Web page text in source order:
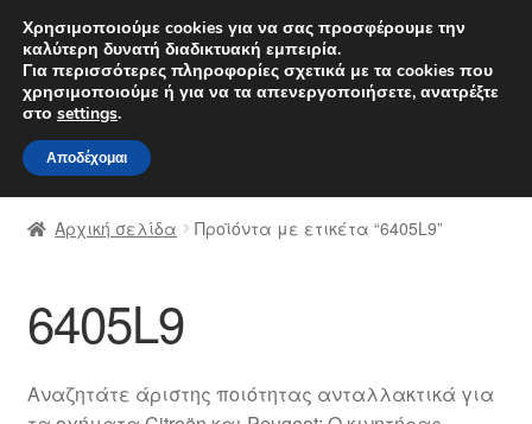
ΑΠΟΣΤΟΛΗ από 7 EUR
Δευτέρα-Παρ. 9 π.μ. - 4 μ.μ.
Απευθείας
μετάβαση
στην
πλοήγηση
Μετάβαση
σε
περιεχόμενο
Αρχική
Διαδικασία Παραπόνων
Επικοινωνία
Αρχική σελίδα Προϊόντα με ετικέτα “6405L9”
6405L9
Αναζητάτε άριστης ποιότητας ανταλλακτικά για
Χρησιμοποιούμε cookies για να σας προσφέρουμε την
καλύτερη δυνατή διαδικτυακή εμπειρία.
Για περισσότερες πληροφορίες σχετικά με τα cookies που
χρησιμοποιούμε ή για να τα απενεργοποιήσετε, ανατρέξτε
στο settings.
Αποδέχομαι